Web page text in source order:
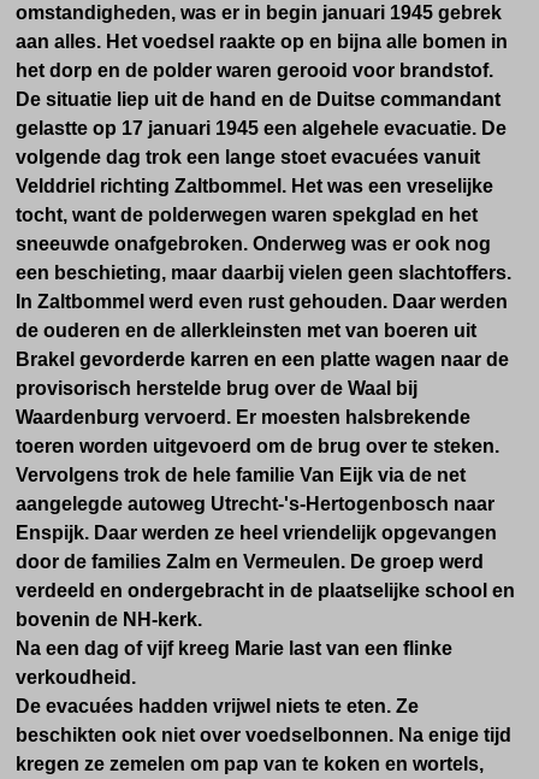
omstandigheden, was er in begin januari 1945 gebrek
aan alles. Het voedsel raakte op en bijna alle bomen in
het dorp en de polder waren gerooid voor brandstof.
De situatie liep uit de hand en de Duitse commandant
gelastte op 17 januari 1945 een algehele evacuatie. De
volgende dag trok een lange stoet evacuées vanuit
Velddriel richting Zaltbommel. Het was een vreselijke
tocht, want de polderwegen waren spekglad en het
sneeuwde onafgebroken. Onderweg was er ook nog
een beschieting, maar daarbij vielen geen slachtoffers.
In Zaltbommel werd even rust gehouden. Daar werden
de ouderen en de allerkleinsten met van boeren uit
Brakel gevorderde karren en een platte wagen naar de
provisorisch herstelde brug over de Waal bij
Waardenburg vervoerd. Er moesten halsbrekende
toeren worden uitgevoerd om de brug over te steken.
Vervolgens trok de hele familie Van Eijk via de net
aangelegde autoweg Utrecht-'s-Hertogenbosch naar
Enspijk. Daar werden ze heel vriendelijk opgevangen
door de families Zalm en Vermeulen. De groep werd
verdeeld en ondergebracht in de plaatselijke school en
bovenin de NH-kerk.
Na een dag of vijf kreeg Marie last van een flinke
verkoudheid.
De evacuées hadden vrijwel niets te eten. Ze
beschikten ook niet over voedselbonnen. Na enige tijd
kregen ze zemelen om pap van te koken en wortels,